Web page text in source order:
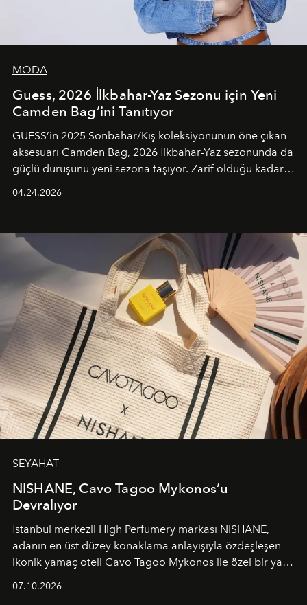
MODA
Guess, 2026 İlkbahar-Yaz Sezonu için Yeni
Camden Bag’ini Tanıtıyor
GUESS’in 2025 Sonbahar/Kış koleksiyonunun öne çıkan
aksesuarı Camden Bag, 2026 İlkbahar-Yaz sezonunda da
güçlü duruşunu yeni sezona taşıyor. Zarif olduğu kadar
04.24.2026
SEYAHAT
NISHANE, Cavo Tagoo Mykonos’u
Devralıyor
İstanbul merkezli High Perfumery markası NISHANE,
adanın en üst düzey konaklama anlayışıyla özdeşleşen
ikonik yamaç oteli Cavo Tagoo Mykonos ile özel bir yaz
07.10.2026